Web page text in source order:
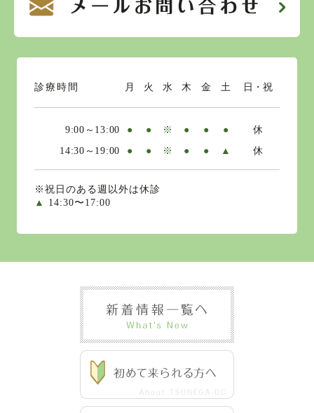
診療時間 月 火 水 木 金 土 日・祝
9:00～13:00 ● ● ※ ● ● ●
休
14:30～19:00
● ● ※ ● ● ▲ 休
※祝日のある週以外は休診
▲
14:30〜17:00